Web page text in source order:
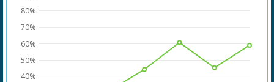
40%
50%
60%
70%
80%